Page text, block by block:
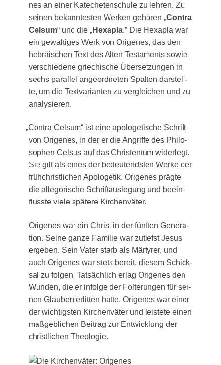
nes an einer Kate­che­ten­schu­le zu leh­ren. Zu
sei­nen bekann­tes­ten Wer­ken gehö­ren „Con­tra
Cel­sum“ und die „Hexa­p­la.” Die Hexa­p­la war
ein gewal­ti­ges Werk von Orig­e­nes, das den
hebräi­schen Text des Alten Tes­ta­ments sowie
ver­schie­de­ne grie­chi­sche Über­set­zun­gen in
sechs par­al­lel ange­ord­ne­ten Spal­ten dar­stell­
te, um die Text­va­ri­an­ten zu ver­glei­chen und zu
analysieren.
„Con­tra Cel­sum“ ist eine apo­lo­ge­ti­sche Schrift
von Orig­e­nes, in der er die Angrif­fe des Phi­lo­
so­phen Cel­sus auf das Chris­ten­tum wider­legt.
Sie gilt als eines der bedeu­tends­ten Wer­ke der
früh­christ­li­chen Apo­loge­tik. Orig­e­nes präg­te
die alle­go­ri­sche Schrift­aus­le­gung und beein­
fluss­te vie­le spä­te­re Kirchenväter.
Orig­e­nes war ein Christ in der fünf­ten Gene­ra­
ti­on. Sei­ne gan­ze Fami­lie war zutiefst Jesus
erge­ben. Sein Vater starb als Mär­ty­rer, und
auch Orig­e­nes war stets bereit, die­sem Schick­
sal zu fol­gen. Tat­säch­lich erlag Orig­e­nes den
Wun­den, die er infol­ge der Fol­te­run­gen für sei­
nen Glau­ben erlit­ten hat­te. Orig­e­nes war einer
der wich­tigs­ten Kir­chen­vä­ter und leis­te­te einen
maß­geb­li­chen Bei­trag zur Ent­wick­lung der
christ­li­chen Theologie.